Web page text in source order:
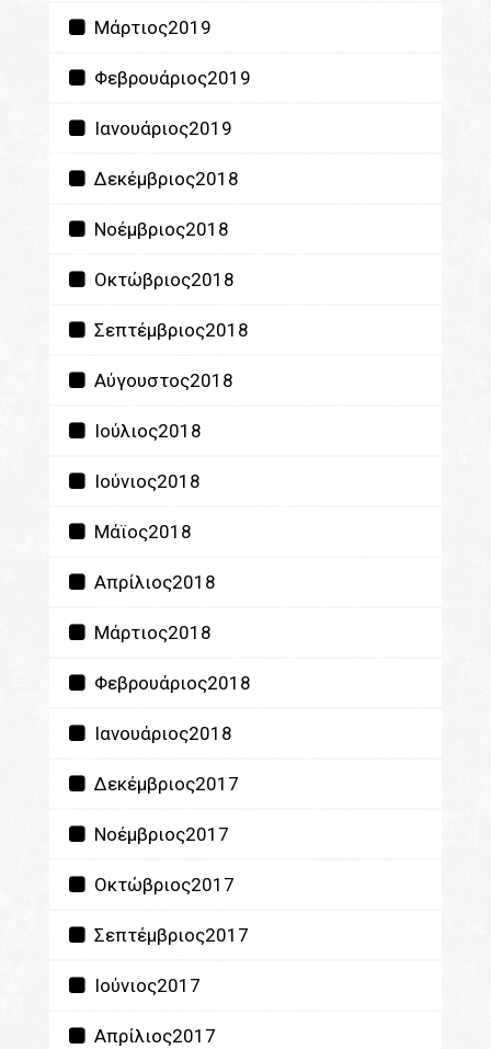
Μάρτιος2019
Φεβρουάριος2019
Ιανουάριος2019
Δεκέμβριος2018
Νοέμβριος2018
Οκτώβριος2018
Σεπτέμβριος2018
Αύγουστος2018
Ιούλιος2018
Ιούνιος2018
Μάϊος2018
Απρίλιος2018
Μάρτιος2018
Φεβρουάριος2018
Ιανουάριος2018
Δεκέμβριος2017
Νοέμβριος2017
Οκτώβριος2017
Σεπτέμβριος2017
Ιούνιος2017
Απρίλιος2017